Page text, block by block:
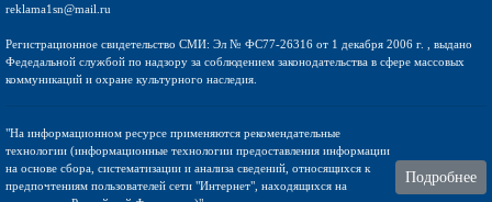
reklama1sn@mail.ru
Регистрационное свидетельство СМИ: Эл № ФС77-26316 от 1 декабря 2006 г. , выдано
Федедальной службой по надзору за соблюдением законодательства в сфере массовых
коммуникаций и охране культурного наследия.
"На информационном ресурсе применяются рекомендательные
технологии (информационные технологии предоставления информации
на основе сбора, систематизации и анализа сведений, относящихся к
предпочтениям пользователей сети "Интернет", находящихся на
Подробнее